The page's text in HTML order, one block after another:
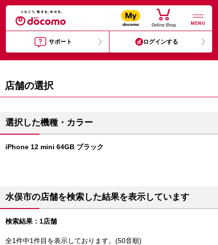
MENU
サポート ログインする
店舗の選択
選択した機種・カラー
iPhone 12 mini 64GB ブラック
水俣市の店舗を検索した結果を表示しています
検索結果：1店舗
全1件中1件目を表示しております。(50音順)